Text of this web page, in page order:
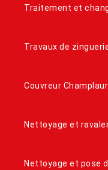
Traitement et
Travaux de
Couvreur
Nettoyage et
Nettoyage et pose